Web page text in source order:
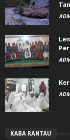
KABA RANTAU